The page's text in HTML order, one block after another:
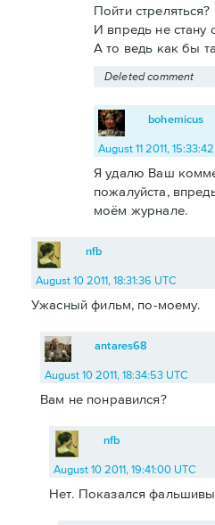
Пойти
И впредь не стану
А то ведь как бы
Deleted comment
bohemicus
August 11 2011,
Я удалю Ваш
пожалуйста,
моём журнале.
nfb
August 10 2011, 18:31:36 UTC
Ужасный фильм, по-моему.
antares68
August 10 2011, 18:34:53 UTC
Вам не понравился?
nfb
August 10 2011, 19:41:00 UTC
Нет. Показался